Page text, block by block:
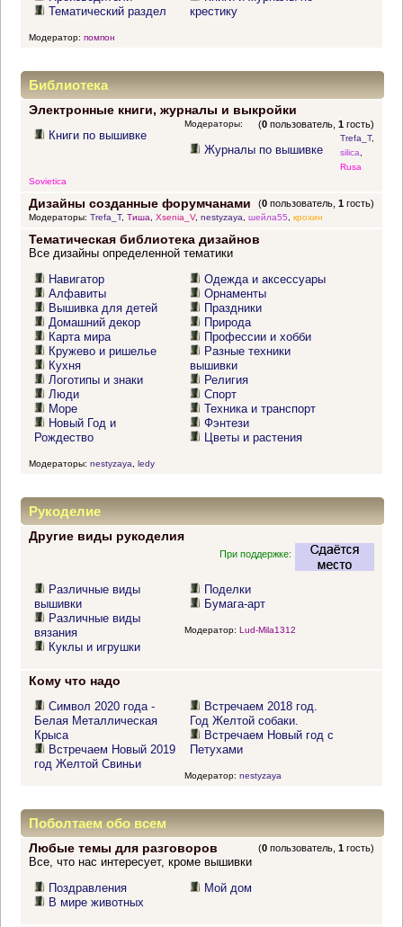
Тематический раздел
крестику
Модератор: помпон
Библиотека
Электронные книги, журналы и выкройки
(0 пользователь,1 гость)
Книги по вышивке
Журналы по вышивке
Модераторы:
Trefa_T,
silica,
Rusa
Sovietica
Дизайны созданные форумчанами (0 пользователь,1 гость)
Модераторы: Trefa_T, Тиша, Xsenia_V, nestyzaya, шейла55, крохин
Тематическая библиотека дизайнов
Все дизайны определенной тематики
Навигатор
Алфавиты
Вышивка для детей
Домашний декор
Карта мира
Кружево и ришелье
Кухня
Логотипы и знаки
Люди
Море
Новый Год и
Рождество
Одежда и аксессуары
Орнаменты
Праздники
Природа
Профессии и хобби
Разные техники
вышивки
Религия
Спорт
Техника и транспорт
Фэнтези
Цветы и растения
Модераторы: nestyzaya ledy
Рукоделие
Другие виды рукоделия
При поддержке:
Различные виды
вышивки
Различные виды
вязания
Куклы и игрушки
Поделки
Бумага-арт
Модератор: Lud-Mila1312
Кому что надо
Символ 2020 года -
Белая Металлическая
Крыса
Встречаем Новый 2019
год Желтой Свиньи
Встречаем 2018 год.
Год Желтой собаки.
Встречаем Новый год с
Петухами
Модератор: nestyzaya
Поболтаем обо всем
Любые темы для разговоров (0 пользователь,1 гость)
Все, что нас интересует, кроме вышивки
Поздравления
В мире животных
Мой дом